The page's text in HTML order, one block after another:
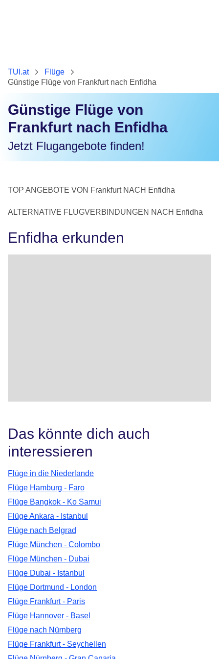
TUI.at
Flüge
Günstige Flüge von Frankfurt nach Enfidha
Günstige Flüge von
Frankfurt nach Enfidha
Jetzt Flugangebote finden!
TOP ANGEBOTE VON Frankfurt NACH Enfidha
ALTERNATIVE FLUGVERBINDUNGEN NACH Enfidha
Enfidha erkunden
Das könnte dich auch
interessieren
Flüge in die Niederlande
Flüge Hamburg - Faro
Flüge Bangkok - Ko Samui
Flüge Ankara - Istanbul
Flüge nach Belgrad
Flüge München - Colombo
Flüge München - Dubai
Flüge Dubai - Istanbul
Flüge Dortmund - London
Flüge Frankfurt - Paris
Flüge Hannover - Basel
Flüge nach Nürnberg
Flüge Frankfurt - Seychellen